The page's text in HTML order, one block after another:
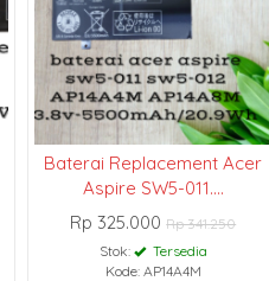
Baterai Replacement Acer
Aspire SW5-011....
Rp 325.000Rp 341.250
Stok:
Tersedia
Kode: AP14A4M